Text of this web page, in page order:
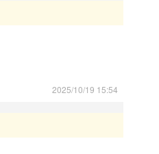
お願いいたします。
2025/10/19 15:54